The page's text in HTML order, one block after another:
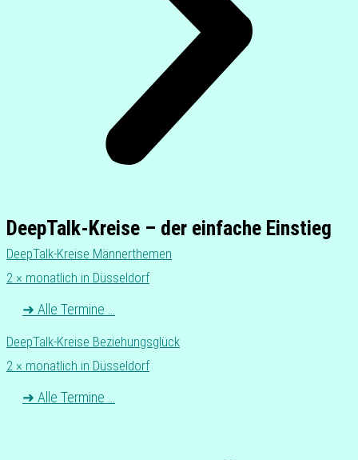
DeepTalk-Kreise – der einfache Einstieg
DeepTalk-Kreise Män­ner­the­men
2 × monat­lich in Düsseldorf
➜ Alle Termine …
DeepTalk-Kreise Bezie­hungs­glück
2 × monat­lich in Düsseldorf
➜ Alle Termine …